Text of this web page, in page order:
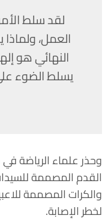
لقد سلط
العمل،
النهائي هو
يسلط الضوء
وحذر علماء
القدم المصممة
والكرات المصممة
لخطر الإصابة.